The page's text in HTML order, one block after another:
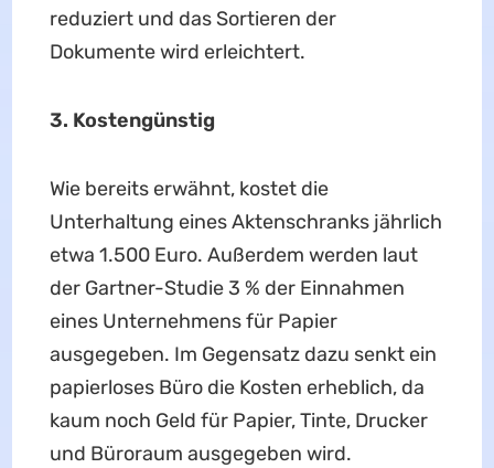
reduziert und das Sortieren der
Dokumente wird erleichtert.
3. Kostengünstig
Wie bereits erwähnt, kostet die
Unterhaltung eines Aktenschranks jährlich
etwa 1.500 Euro. Außerdem werden laut
der Gartner-Studie 3 % der Einnahmen
eines Unternehmens für Papier
ausgegeben. Im Gegensatz dazu senkt ein
papierloses Büro die Kosten erheblich, da
kaum noch Geld für Papier, Tinte, Drucker
und Büroraum ausgegeben wird.